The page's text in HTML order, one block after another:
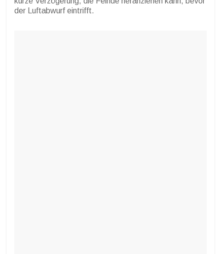
der Luftabwurf eintrifft.